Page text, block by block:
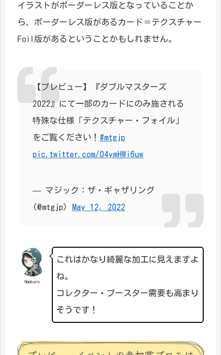
イラストがボーダーレス版となっていることか
ら、ボーダーレス版があるカード＝テクスチャー
Foil版があるということかもしれません。
【プレビュー】『ダブルマスターズ
2022』にて一部のカードにのみ施される
特殊な仕様「テクスチャー・フォイル」
をご覧ください！ #mtgjp
pic.twitter.com/04ymHWi6uw
— マジック：ザ・ギャザリング
(@mtgjp) May 12, 2022
Naokuro
これはかなり綺麗な加工に見えますよ
ね。
コレクター・ブースター需要も高まり
そうです！